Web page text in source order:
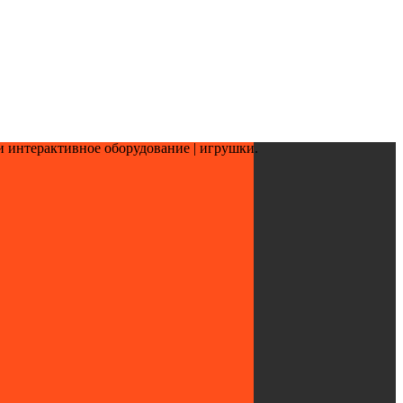
оборудование | игрушки.